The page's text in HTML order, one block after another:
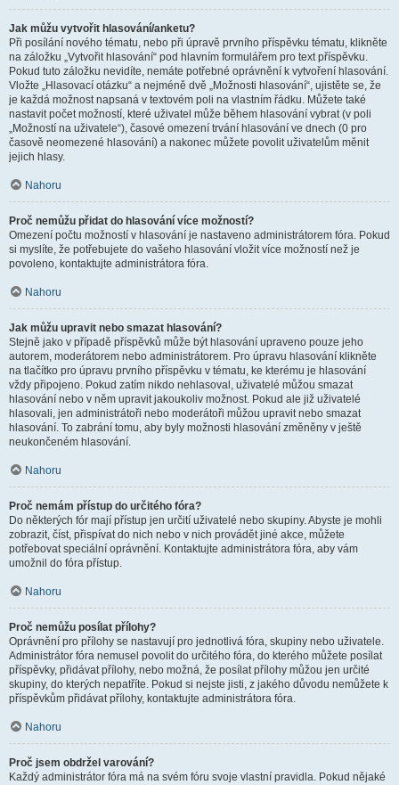
Jak můžu vytvořit hlasování/anketu?
Při posílání nového tématu, nebo při úpravě prvního příspěvku tématu, klikněte
na záložku „Vytvořit hlasování“ pod hlavním formulářem pro text příspěvku.
Pokud tuto záložku nevidíte, nemáte potřebné oprávnění k vytvoření hlasování.
Vložte „Hlasovací otázku“ a nejméně dvě „Možnosti hlasování“, ujistěte se, že
je každá možnost napsaná v textovém poli na vlastním řádku. Můžete také
nastavit počet možností, které uživatel může během hlasování vybrat (v poli
„Možností na uživatele“), časové omezení trvání hlasování ve dnech (0 pro
časově neomezené hlasování) a nakonec můžete povolit uživatelům měnit
jejich hlasy.
Nahoru
Proč nemůžu přidat do hlasování více možností?
Omezení počtu možností v hlasování je nastaveno administrátorem fóra. Pokud
si myslíte, že potřebujete do vašeho hlasování vložit více možností než je
povoleno, kontaktujte administrátora fóra.
Nahoru
Jak můžu upravit nebo smazat hlasování?
Stejně jako v případě příspěvků může být hlasování upraveno pouze jeho
autorem, moderátorem nebo administrátorem. Pro úpravu hlasování klikněte
na tlačítko pro úpravu prvního příspěvku v tématu, ke kterému je hlasování
vždy připojeno. Pokud zatím nikdo nehlasoval, uživatelé můžou smazat
hlasování nebo v něm upravit jakoukoliv možnost. Pokud ale již uživatelé
hlasovali, jen administrátoři nebo moderátoři můžou upravit nebo smazat
hlasování. To zabrání tomu, aby byly možnosti hlasování změněny v ještě
neukončeném hlasování.
Nahoru
Proč nemám přístup do určitého fóra?
Do některých fór mají přístup jen určití uživatelé nebo skupiny. Abyste je mohli
zobrazit, číst, přispívat do nich nebo v nich provádět jiné akce, můžete
potřebovat speciální oprávnění. Kontaktujte administrátora fóra, aby vám
umožnil do fóra přístup.
Nahoru
Proč nemůžu posílat přílohy?
Oprávnění pro přílohy se nastavují pro jednotlivá fóra, skupiny nebo uživatele.
Administrátor fóra nemusel povolit do určitého fóra, do kterého můžete posílat
příspěvky, přidávat přílohy, nebo možná, že posílat přílohy můžou jen určité
skupiny, do kterých nepatříte. Pokud si nejste jisti, z jakého důvodu nemůžete k
příspěvkům přidávat přílohy, kontaktujte administrátora fóra.
Nahoru
Proč jsem obdržel varování?
Každý administrátor fóra má na svém fóru svoje vlastní pravidla. Pokud nějaké